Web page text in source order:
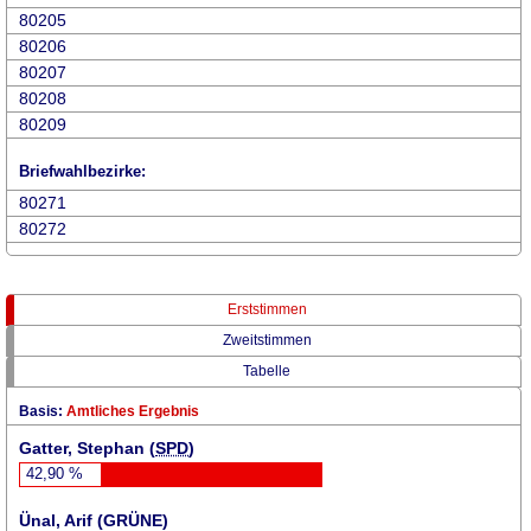
80205
80206
80207
80208
80209
Briefwahlbezirke:
80271
80272
Erststimmen
Zweitstimmen
Tabelle
Basis: Amtliches Ergebnis
Gatter, Stephan (SPD)
42,90 %
Ünal, Arif (GRÜNE)